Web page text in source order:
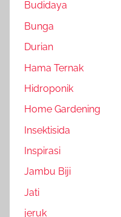
Budidaya
Bunga
Durian
Hama Ternak
Hidroponik
Home Gardening
Insektisida
Inspirasi
Jambu Biji
Jati
jeruk